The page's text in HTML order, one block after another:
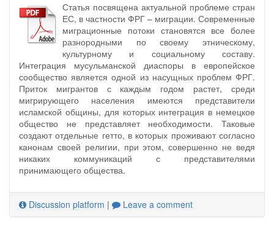
Статья посвящена актуальной проблеме стран
ЕС, в частности ФРГ – миграции. Современные
миграционные потоки становятся все более
разнородными по своему этническому,
культурному и социальному составу.
Интеграция мусульманской диаспоры в европейское
сообщество является одной из насущных проблем ФРГ.
Приток мигрантов с каждым годом растет, среди
мигрирующего населения имеются представители
исламской общины, для которых интеграция в немецкое
общество не представляет необходимости. Таковые
создают отдельные гетто, в которых проживают согласно
канонам своей религии, при этом, совершенно не ведя
никаких коммуникаций с представителями
принимающего общества.
Discussion platform | Leave a comment